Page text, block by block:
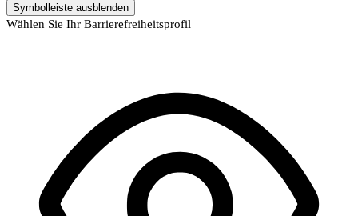
Symbolleiste ausblenden
Wählen Sie Ihr Barrierefreiheitsprofil